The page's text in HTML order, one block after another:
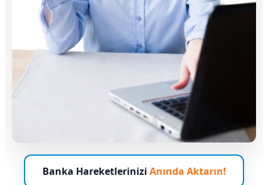
Banka Hareketlerinizi Anında Aktarın!